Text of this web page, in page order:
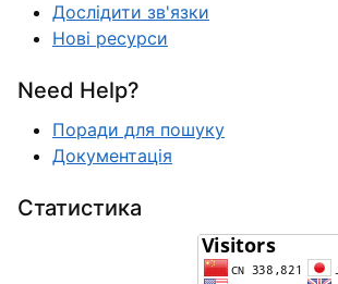
Дослідити зв'язки
Нові ресурси
Need Help?
Поради для пошуку
Документація
Статистика